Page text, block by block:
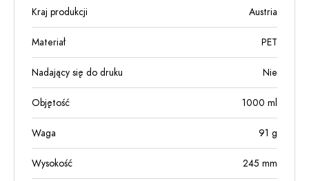
Kraj produkcji Austria
Materiał PET
Nadający się do druku Nie
Objętość 1000 ml
Waga 91 g
Wysokość 245 mm